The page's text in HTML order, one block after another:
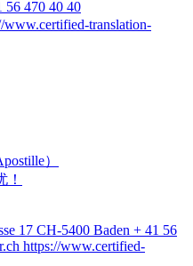
56 470 40 40
www.certified-translation-
）
17 CH-5400 Baden + 41 56
https://www.certified-